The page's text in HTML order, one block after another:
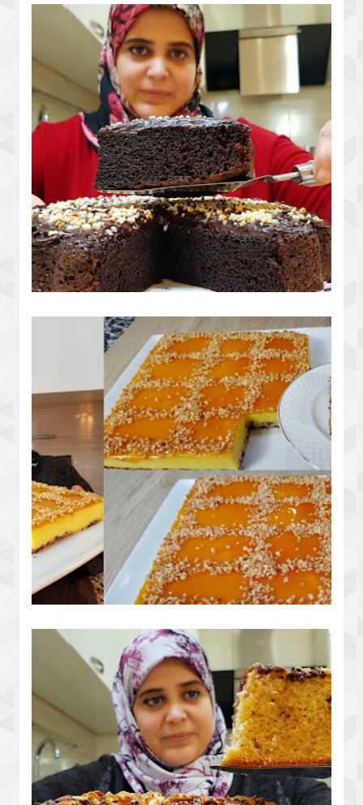
مملحات ثيقي بيا ماعمرهم يخطاوك إلى
جربتيهم
كيك الخلاط المسقية بدوق دقيق في
دقائق خفيف وهشيش
خلقي السعادة مع وليداتك وجمعيهم على
هد الطورطة طبقات كاتوجد فالحين